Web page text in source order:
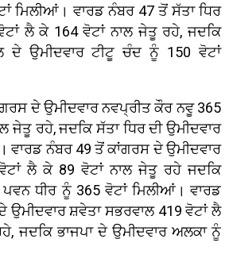
ਮਿਲੀਆਂ। ਵਾਰਡ ਨੰਬਰ 47 ਤੋਂ ਸੱਤਾ ਧਿਰ
ਲੈ ਕੇ 164 ਵੋਟਾਂ ਨਾਲ ਜੇਤੂ ਰਹੇ, ਜਦਕਿ
ਦੇ ਉਮੀਦਵਾਰ ਟੀਟੂ ਚੰਦ ਨੂੰ 150 ਵੋਟਾਂ
ਦੇ ਉਮੀਦਵਾਰ ਨਵਪ੍ਰੀਤ ਕੌਰ ਨਵੂ 365
ਜੇਤੂ ਰਹੇ, ਜਦਕਿ ਸੱਤਾ ਧਿਰ ਦੀ ਉਮੀਦਵਾਰ
ਵਾਰਡ ਨੰਬਰ 49 ਤੋਂ ਕਾਂਗਰਸ ਦੇ ਉਮੀਦਵਾਰ
ਲੈ ਕੇ 89 ਵੋਟਾਂ ਨਾਲ ਜੇਤੂ ਰਹੇ ਜਦਕਿ
ਪਵਨ ਧੀਰ ਨੂੰ 365 ਵੋਟਾਂ ਮਿਲੀਆਂ। ਵਾਰਡ
ਉਮੀਦਵਾਰ ਸ਼ਵੇਤਾ ਸਭਰਵਾਲ 419 ਵੋਟਾਂ ਲੈ
ਜਦਕਿ ਭਾਜਪਾ ਦੇ ਉਮੀਦਵਾਰ ਅਲਕਾ ਨੂੰ